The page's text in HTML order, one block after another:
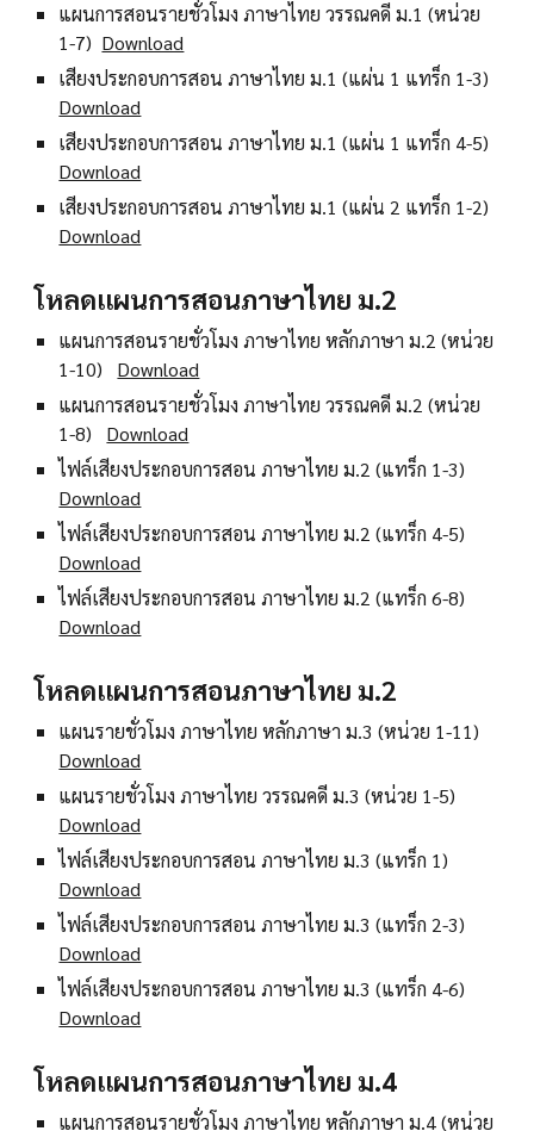
แผนการสอนรายชั่วโมง ภาษาไทย วรรณคดี ม.1 (หน่วย
1-7) Download
เสียงประกอบการสอน ภาษาไทย ม.1 (แผ่น 1 แทร็ก 1-3)
Download
เสียงประกอบการสอน ภาษาไทย ม.1 (แผ่น 1 แทร็ก 4-5)
Download
เสียงประกอบการสอน ภาษาไทย ม.1 (แผ่น 2 แทร็ก 1-2)
Download
โหลดแผนการสอนภาษาไทย ม.2
แผนการสอนรายชั่วโมง ภาษาไทย หลักภาษา ม.2 (หน่วย
1-10) Download
แผนการสอนรายชั่วโมง ภาษาไทย วรรณคดี ม.2 (หน่วย
1-8) Download
ไฟล์เสียงประกอบการสอน ภาษาไทย ม.2 (แทร็ก 1-3)
Download
ไฟล์เสียงประกอบการสอน ภาษาไทย ม.2 (แทร็ก 4-5)
Download
ไฟล์เสียงประกอบการสอน ภาษาไทย ม.2 (แทร็ก 6-8)
Download
โหลดแผนการสอนภาษาไทย ม.2
แผนรายชั่วโมง ภาษาไทย หลักภาษา ม.3 (หน่วย 1-11)
Download
แผนรายชั่วโมง ภาษาไทย วรรณคดี ม.3 (หน่วย 1-5)
Download
ไฟล์เสียงประกอบการสอน ภาษาไทย ม.3 (แทร็ก 1)
Download
ไฟล์เสียงประกอบการสอน ภาษาไทย ม.3 (แทร็ก 2-3)
Download
ไฟล์เสียงประกอบการสอน ภาษาไทย ม.3 (แทร็ก 4-6)
Download
โหลดแผนการสอนภาษาไทย ม.4
แผนการสอนรายชั่วโมง ภาษาไทย หลักภาษา ม.4 (หน่วย